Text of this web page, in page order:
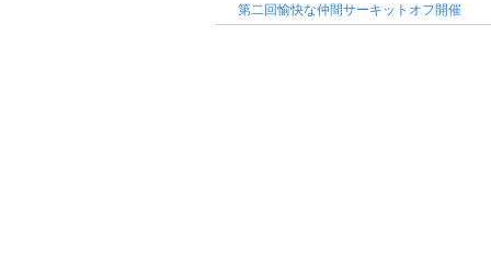
第二回愉快な仲間サーキットオフ開催